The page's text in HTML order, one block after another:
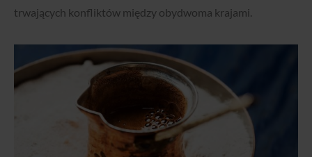
trwających konfliktów między obydwoma krajami.